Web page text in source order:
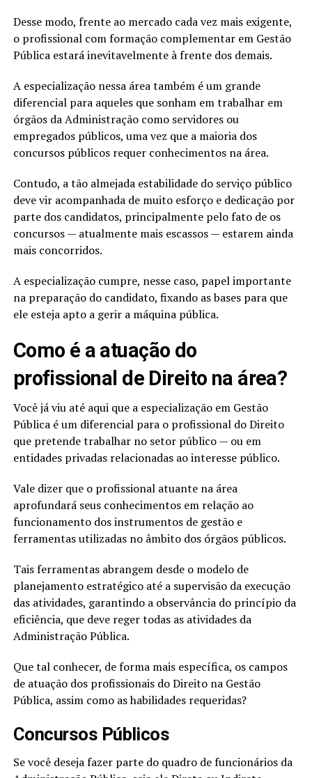
Desse modo, frente ao mercado cada vez mais exigente,
o profissional com formação complementar em Gestão
Pública estará inevitavelmente à frente dos demais.
A especialização nessa área também é um grande
diferencial para aqueles que sonham em trabalhar em
órgãos da Administração como servidores ou
empregados públicos, uma vez que a maioria dos
concursos públicos requer conhecimentos na área.
Contudo, a tão almejada estabilidade do serviço público
deve vir acompanhada de muito esforço e dedicação por
parte dos candidatos, principalmente pelo fato de os
concursos — atualmente mais escassos — estarem ainda
mais concorridos.
A especialização cumpre, nesse caso, papel importante
na preparação do candidato, fixando as bases para que
ele esteja apto a gerir a máquina pública.
Como é a atuação do
profissional de Direito na área?
Você já viu até aqui que a especialização em Gestão
Pública é um diferencial para o profissional do Direito
que pretende trabalhar no setor público — ou em
entidades privadas relacionadas ao interesse público.
Vale dizer que o profissional atuante na área
aprofundará seus conhecimentos em relação ao
funcionamento dos instrumentos de gestão e
ferramentas utilizadas no âmbito dos órgãos públicos.
Tais ferramentas abrangem desde o modelo de
planejamento estratégico até a supervisão da execução
das atividades, garantindo a observância do princípio da
eficiência, que deve reger todas as atividades da
Administração Pública.
Que tal conhecer, de forma mais específica, os campos
de atuação dos profissionais do Direito na Gestão
Pública, assim como as habilidades requeridas?
Concursos Públicos
Se você deseja fazer parte do quadro de funcionários da